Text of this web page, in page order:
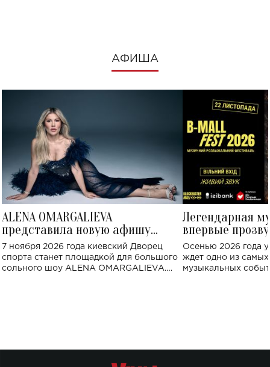
АФИША
ALENA OMARGALIEVA
представила новую афишу
большого концерта во Дворце
спорта
7 ноября 2026 года киевский Дворец
спорта станет площадкой для большого
сольного шоу ALENA OMARGALIEVA.
Легендарная
впервые
Украине: где
Осенью 2026 года
ждет одно из
музыкальных